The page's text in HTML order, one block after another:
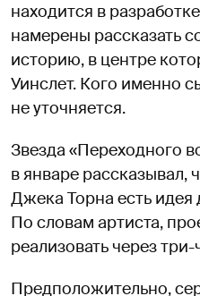
находится в
намерены рассказать
историю, в центре
Уинслет. Кого именно
не уточняется.
Звезда «Переходного
в январе рассказывал,
Джека Торна есть идея
По словам артиста,
реализовать через
Предположительно,